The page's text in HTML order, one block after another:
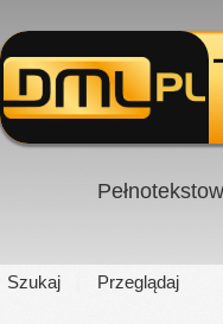
Szukaj Przeglądaj